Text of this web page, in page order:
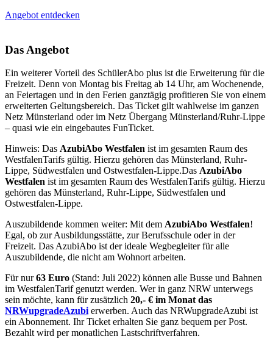
Angebot entdecken
Das Angebot
Ein weiterer Vorteil des SchülerAbo plus ist die Erweiterung für die
Freizeit. Denn von Montag bis Freitag ab 14 Uhr, am Wochenende,
an Feiertagen und in den Ferien ganztägig profitieren Sie von einem
erweiterten Geltungsbereich. Das Ticket gilt wahlweise im ganzen
Netz Münsterland oder im Netz Übergang Münsterland/Ruhr-Lippe
– quasi wie ein eingebautes FunTicket.
Hinweis: Das AzubiAbo Westfalen ist im gesamten Raum des
WestfalenTarifs gültig. Hierzu gehören das Münsterland, Ruhr-
Lippe, Südwestfalen und Ostwestfalen-Lippe.Das AzubiAbo
Westfalen ist im gesamten Raum des WestfalenTarifs gültig. Hierzu
gehören das Münsterland, Ruhr-Lippe, Südwestfalen und
Ostwestfalen-Lippe.
Auszubildende kommen weiter: Mit dem AzubiAbo Westfalen!
Egal, ob zur Ausbildungsstätte, zur Berufsschule oder in der
Freizeit. Das AzubiAbo ist der ideale Wegbegleiter für alle
Auszubildende, die nicht am Wohnort arbeiten.
Für nur63 Euro (Stand: Juli 2022) können alle Busse und Bahnen
im WestfalenTarif genutzt werden. Wer in ganz NRW unterwegs
sein möchte, kann für zusätzlich 20,- € im Monat das
NRWupgradeAzubi erwerben. Auch das NRWupgradeAzubi ist
ein Abonnement. Ihr Ticket erhalten Sie ganz bequem per Post.
Bezahlt wird per monatlichen Lastschriftverfahren.